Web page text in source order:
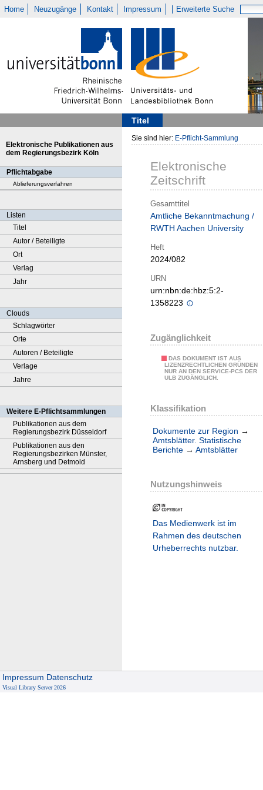
Home Neuzugänge Kontakt Impressum Erweiterte Suche
Titel
Elektronische Publikationen aus
dem Regierungsbezirk Köln
Pflichtabgabe
Ablieferungsverfahren
Listen
Titel
Autor / Beteiligte
Ort
Verlag
Jahr
Clouds
Schlagwörter
Orte
Autoren / Beteiligte
Verlage
Jahre
Weitere E-Pflichtsammlungen
Publikationen aus dem
Regierungsbezirk Düsseldorf
Publikationen aus den
Regierungsbezirken Münster,
Arnsberg und Detmold
Sie sind hier: E-Pflicht-Sammlung
Elektronische
Zeitschrift
Gesamttitel
Amtliche Bekanntmachung /
RWTH Aachen University
Heft
2024/082
URN
urn:nbn:de:hbz:5:2-
1358223
Zugänglichkeit
DAS DOKUMENT IST AUS
LIZENZRECHTLICHEN GRÜNDEN
NUR AN DEN SERVICE-PCS DER
ULB ZUGÄNGLICH.
Klassifikation
Dokumente zur Region →
Amtsblätter. Statistische
Berichte → Amtsblätter
Nutzungshinweis
Das Medienwerk ist im
Rahmen des deutschen
Urheberrechts nutzbar.
Impressum Datenschutz
Visual Library Server 2026